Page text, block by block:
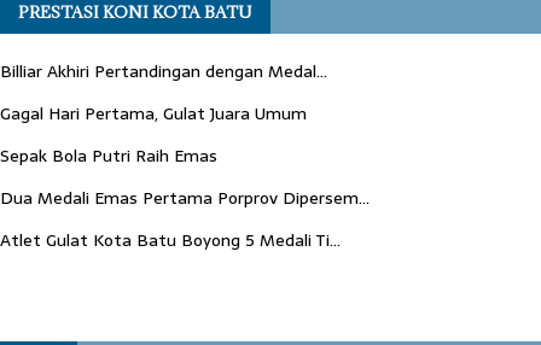
PRESTASI KONI KOTA BATU
Billiar Akhiri Pertandingan dengan Medal...
Gagal Hari Pertama, Gulat Juara Umum
Sepak Bola Putri Raih Emas
Dua Medali Emas Pertama Porprov Dipersem...
Atlet Gulat Kota Batu Boyong 5 Medali Ti...